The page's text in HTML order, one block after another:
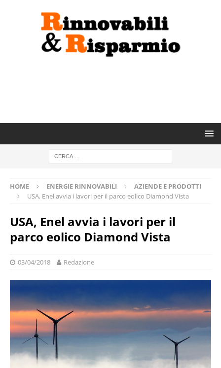
HOME ENERGIE RINNOVABILI
AZIENDE E PRODOTTI
USA, Enel avvia i lavori per il parco eolico Diamond Vista
USA, Enel avvia i lavori per il
parco eolico Diamond Vista
03/04/2018 Redazione